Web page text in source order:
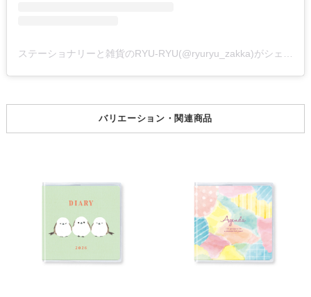
バリエーション・関連商品